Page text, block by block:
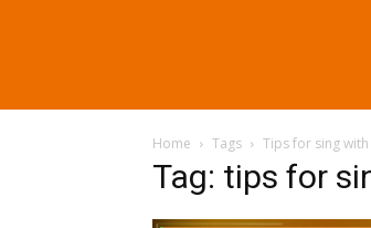
Home Tags Tips for sing
Tag: tips for